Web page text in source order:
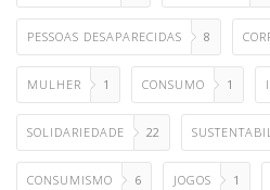
PESSOAS DESAPARECIDAS 8
MULHER 1 CONSUMO 1
SOLIDARIEDADE 22
CONSUMISMO 6 JOGOS 1